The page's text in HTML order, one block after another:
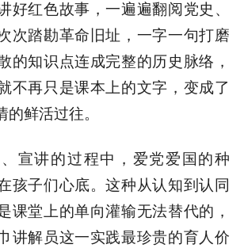
好红色故事，一遍遍翻阅党史、
次踏勘革命旧址，一字一句打磨
的知识点连成完整的历史脉络，
不再只是课本上的文字，变成了
鲜活过往。
宣讲的过程中，爱党爱国的种
孩子们心底。这种从认知到认同
课堂上的单向灌输无法替代的，
讲解员这一实践最珍贵的育人价